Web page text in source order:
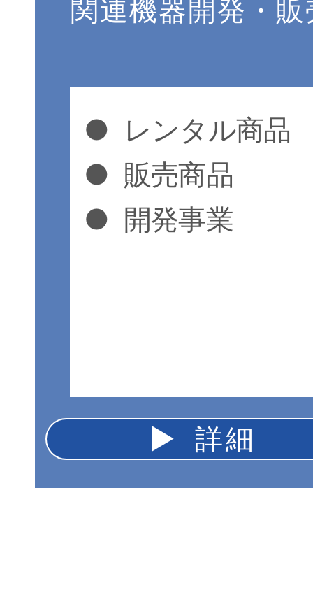
関連機器開発・販
● レンタル商品
● 販売商品
● 開発事業
▶︎ 詳細